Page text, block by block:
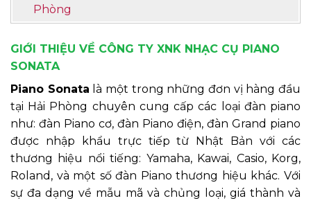
Phòng
GIỚI THIỆU VỀ CÔNG TY XNK NHẠC CỤ PIANO
SONATA
Piano Sonata là một trong những đơn vị hàng đầu
tại Hải Phòng chuyên cung cấp các loại đàn piano
như: đàn Piano cơ, đàn Piano điện, đàn Grand piano
được nhập khẩu trực tiếp từ Nhật Bản với các
thương hiệu nổi tiếng: Yamaha, Kawai, Casio, Korg,
Roland, và một số đàn Piano thương hiệu khác. Với
sự đa dạng về mẫu mã và chủng loại, giá thành và